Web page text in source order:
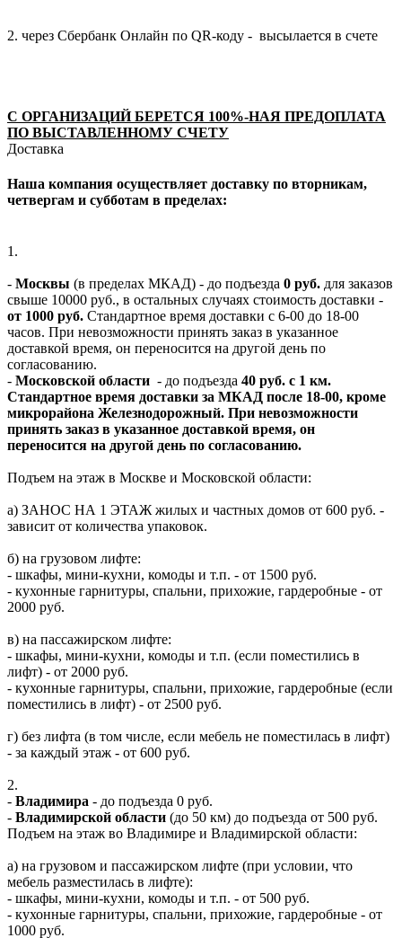
2. через Сбербанк Онлайн по QR-коду - высылается в счете
С ОРГАНИЗАЦИЙ БЕРЕТСЯ 100%-НАЯ ПРЕДОПЛАТА
ПО ВЫСТАВЛЕННОМУ СЧЕТУ
Доставка
Наша компания осуществляет доставку по вторникам,
четвергам и субботам в пределах:
1.
- Москвы (в пределах МКАД) - до подъезда 0 руб. для заказов
свыше 10000 руб., в остальных случаях стоимость доставки -
от 1000 руб. Стандартное время доставки с 6-00 до 18-00
часов. При невозможности принять заказ в указанное
доставкой время, он переносится на другой день по
согласованию.
- Московской области - до подъезда 40 руб. с 1 км.
Стандартное время доставки за МКАД после 18-00, кроме
микрорайона Железнодорожный. При невозможности
принять заказ в указанное доставкой время, он
переносится на другой день по согласованию.
Подъем на этаж в Москве и Московской области:
а) ЗАНОС НА 1 ЭТАЖ жилых и частных домов от 600 руб. -
зависит от количества упаковок.
б) на грузовом лифте:
- шкафы, мини-кухни, комоды и т.п. - от 1500 руб.
- кухонные гарнитуры, спальни, прихожие, гардеробные - от
2000 руб.
в) на пассажирском лифте:
- шкафы, мини-кухни, комоды и т.п. (если поместились в
лифт) - от 2000 руб.
- кухонные гарнитуры, спальни, прихожие, гардеробные (если
поместились в лифт) - от 2500 руб.
г) без лифта (в том числе, если мебель не поместилась в лифт)
- за каждый этаж - от 600 руб.
2.
- Владимира - до подъезда 0 руб.
- Владимирской области (до 50 км) до подъезда от 500 руб.
Подъем на этаж во Владимире и Владимирской области:
а) на грузовом и пассажирском лифте (при условии, что
мебель разместилась в лифте):
- шкафы, мини-кухни, комоды и т.п. - от 500 руб.
- кухонные гарнитуры, спальни, прихожие, гардеробные - от
1000 руб.